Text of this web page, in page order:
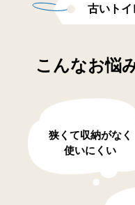
古いト
こんなお悩
狭くて収納がなく
使いにくい